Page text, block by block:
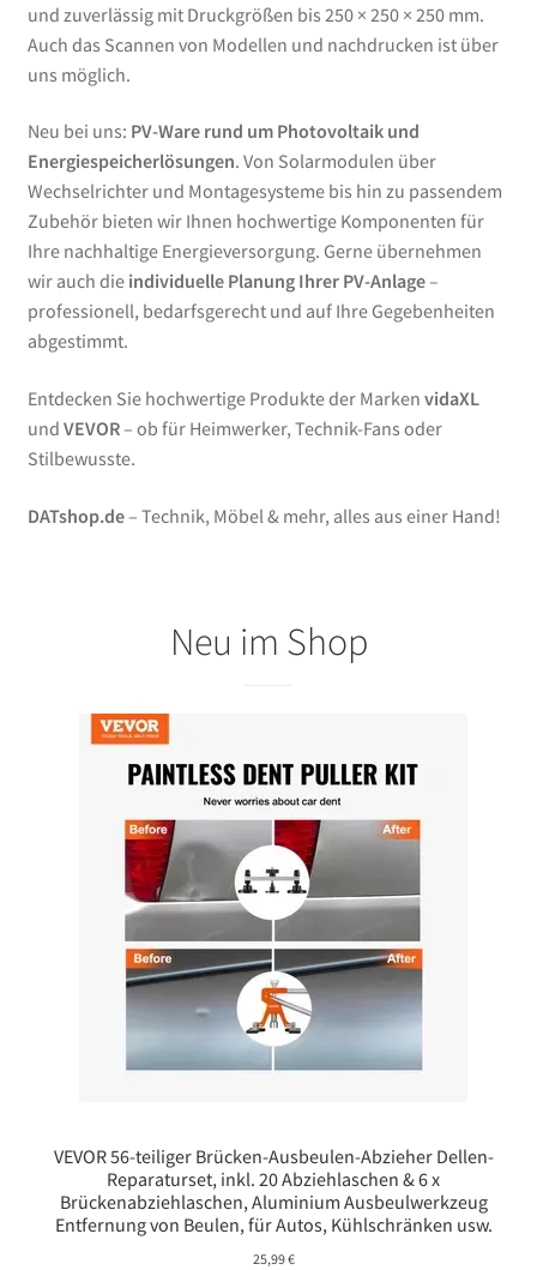
und zuverlässig mit Druckgrößen bis 250 × 250 × 250 mm.
Auch das Scannen von Modellen und nachdrucken ist über
uns möglich.
Neu bei uns: PV-Ware rund um Photovoltaik und
Energiespeicherlösungen. Von Solarmodulen über
Wechselrichter und Montagesysteme bis hin zu passendem
Zubehör bieten wir Ihnen hochwertige Komponenten für
Ihre nachhaltige Energieversorgung. Gerne übernehmen
wir auch die individuelle Planung Ihrer PV-Anlage–
professionell, bedarfsgerecht und auf Ihre Gegebenheiten
abgestimmt.
Entdecken Sie hochwertige Produkte der Marken vidaXL
und VEVOR– ob für Heimwerker, Technik-Fans oder
Stilbewusste.
DATshop.de– Technik, Möbel & mehr, alles aus einer Hand!
Neu im Shop
VEVOR 56-teiliger Brücken-Ausbeulen-Abzieher Dellen-
Reparaturset, inkl. 20 Abziehlaschen & 6 x
Brückenabziehlaschen, Aluminium Ausbeulwerkzeug
Entfernung von Beulen, für Autos, Kühlschränken usw.
25,99€